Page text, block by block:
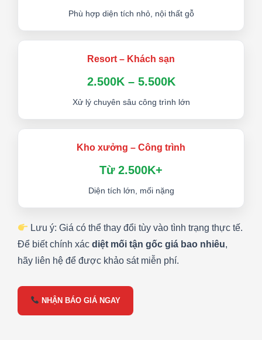
Phù hợp diện tích nhỏ, nội thất gỗ
Resort – Khách sạn
2.500K – 5.500K
Xử lý chuyên sâu công trình lớn
Kho xưởng – Công trình
Từ 2.500K+
Diện tích lớn, mối nặng
Lưu ý: Giá có thể thay đổi tùy vào tình trạng thực tế.
Để biết chính xác diệt mối tận gốc giá bao nhiêu,
hãy liên hệ để được khảo sát miễn phí.
NHẬN BÁO GIÁ NGAY